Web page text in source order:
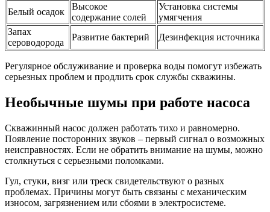
Белый осадок
Высокое
содержание солей
Установка системы
умягчения
Запах
сероводорода
Развитие бактерий Дезинфекция источника
Регулярное обслуживание и проверка воды помогут избежать
серьезных проблем и продлить срок службы скважины.
Необычные шумы при работе насоса
Скважинный насос должен работать тихо и равномерно.
Появление посторонних звуков – первый сигнал о возможных
неисправностях. Если не обратить внимание на шумы, можно
столкнуться с серьезными поломками.
Гул, стуки, визг или треск свидетельствуют о разных
проблемах. Причины могут быть связаны с механическим
износом, загрязнением или сбоями в электросистеме.